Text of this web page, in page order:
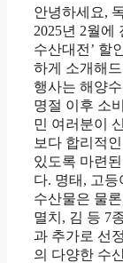
안녕하세요,
2025년 2월에
수산대전’ 할
하게 소개해
행사는 해양
명절 이후 소
민 여러분이
보다 합리적
있도록 마련
다. 명태, 고등
수산물은 물
멸치, 김 등 7
과 추가로 선
의 다양한 수